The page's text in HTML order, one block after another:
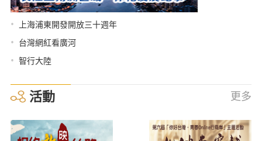
• 上海浦東開發開放三十週年
• 台灣網紅看廣河
• 智行大陸
活動 更多